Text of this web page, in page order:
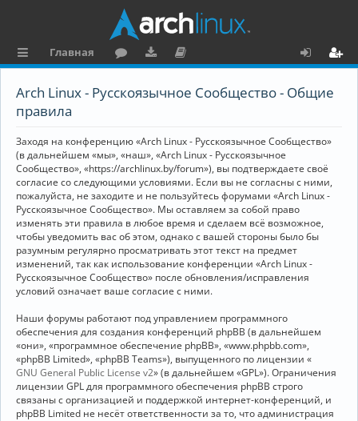
ы
к
и
Главная
ру
ру
и
ку
е
н
та
ц
и
я
о
Arch Linux - Русскоязычное Сообщество - Общие
правила
Заходя на конференцию «Arch Linux - Русскоязычное Сообщество»
(в дальнейшем «мы», «наш», «Arch Linux - Русскоязычное
Сообщество», «https://archlinux.by/forum»), вы подтверждаете своё
согласие со следующими условиями. Если вы не согласны с ними,
пожалуйста, не заходите и не пользуйтесь форумами «Arch Linux -
Русскоязычное Сообщество». Мы оставляем за собой право
изменять эти правила в любое время и сделаем всё возможное,
чтобы уведомить вас об этом, однако с вашей стороны было бы
разумным регулярно просматривать этот текст на предмет
изменений, так как использование конференции «Arch Linux -
Русскоязычное Сообщество» после обновления/исправления
условий означает ваше согласие с ними.
Наши форумы работают под управлением программного
обеспечения для создания конференций phpBB (в дальнейшем
«они», «программное обеспечение phpBB», «www.phpbb.com»,
«phpBB Limited», «phpBB Teams»), выпущенного по лицензии «
GNU General Public License v2» (в дальнейшем «GPL»). Ограничения
лицензии GPL для программного обеспечения phpBB строго
связаны с организацией и поддержкой интернет-конференций, и
phpBB Limited не несёт ответственности за то, что администрация